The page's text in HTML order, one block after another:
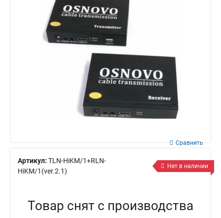
Артикул: TLN-HiKM/1+RLN-
HiKM/1(ver.2.1)
Сравнить
Нет в наличии
Товар снят с производства